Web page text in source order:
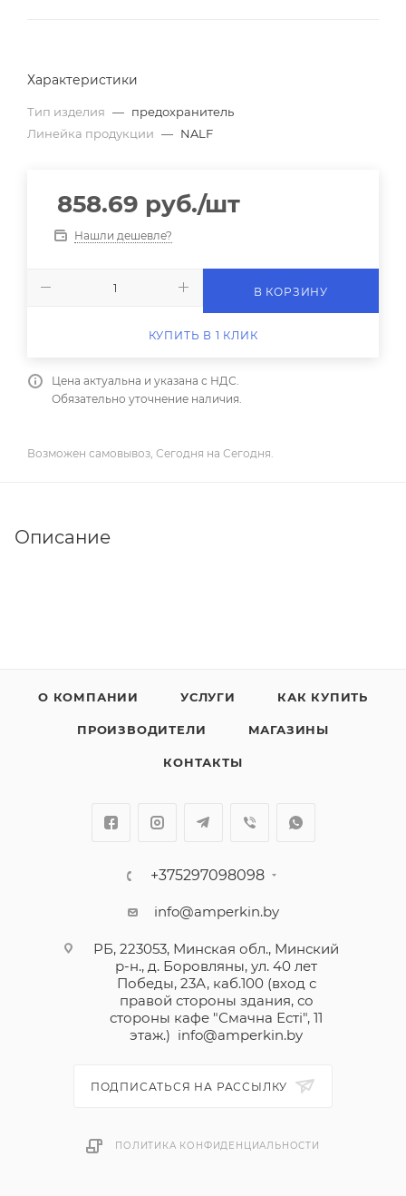
Характеристики
Тип изделия — предохранитель
Линейка продукции — NALF
858.69 руб./шт
Нашли дешевле?
В КОРЗИНУ
КУПИТЬ В 1 КЛИК
Цена актуальна и указана с НДС.
Обязательно уточнение наличия.
Возможен самовывоз, Сегодня на Сегодня.
Описание
О КОМПАНИИ УСЛУГИ КАК КУПИТЬ
ПРОИЗВОДИТЕЛИ МАГАЗИНЫ
КОНТАКТЫ
+375297098098
info@amperkin.by
РБ, 223053, Минская обл., Минский
р-н., д. Боровляны, ул. 40 лет
Победы, 23А, каб.100 (вход с
правой стороны здания, со
стороны кафе "Смачна Естi", 11
этаж.) info@amperkin.by
ПОДПИСАТЬСЯ НА РАССЫЛКУ
ПОЛИТИКА КОНФИДЕНЦИАЛЬНОСТИ